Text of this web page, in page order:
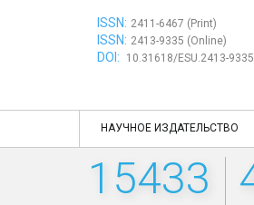
ISSN: 2411-6467 (Print)
ISSN: 2413-9335 (Online)
DOI: 10.31618/ESU.2413-9335
НАУЧНОЕ ИЗДАТЕЛЬСТВО
15433